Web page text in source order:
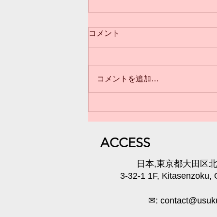
礼❣️
コメント
コメントを追加…
​ACCESS
日本,東京都大田区
3-32-1 1F, Kitasenzoku,
✉: